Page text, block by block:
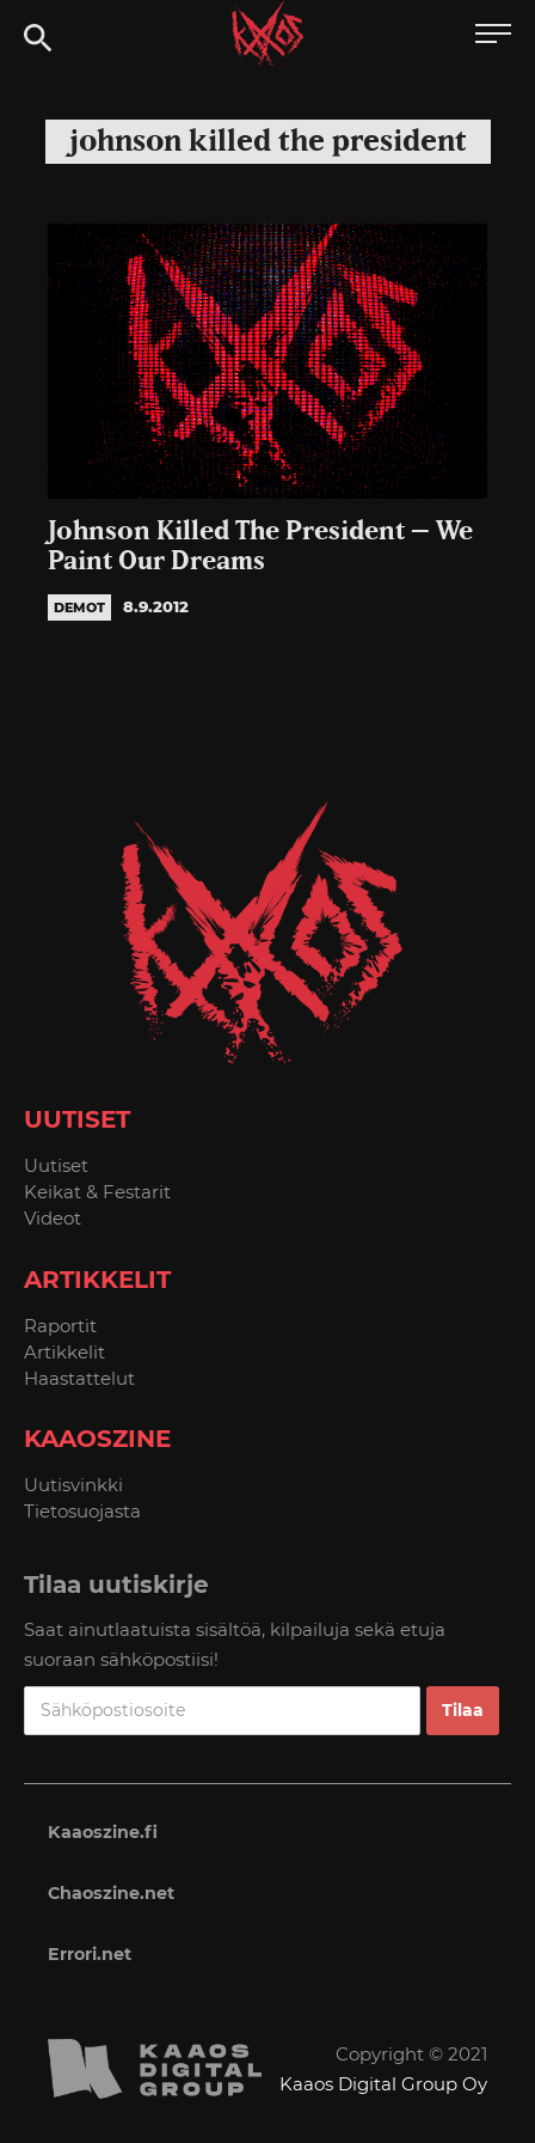
Siirry
suoraan
Kaaoszine
johnson killed the president
Johnson Killed The President – We
Paint Our Dreams
DEMOT 8.9.2012
UUTISET
Uutiset
Keikat & Festarit
Videot
ARTIKKELIT
Raportit
Artikkelit
Haastattelut
KAAOSZINE
Uutisvinkki
Tietosuojasta
Tilaa uutiskirje
Saat ainutlaatuista sisältöä, kilpailuja sekä etuja
suoraan sähköpostiisi!
Kaaoszine.fi
Chaoszine.net
Errori.net
Copyright © 2021
Kaaos Digital Group Oy